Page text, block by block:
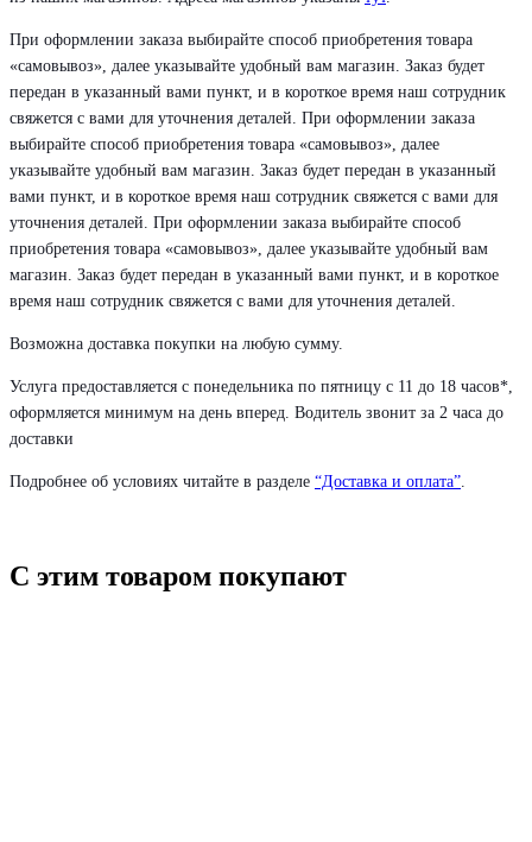
При оформлении заказа выбирайте способ приобретения товара
«самовывоз», далее указывайте удобный вам магазин. Заказ будет
передан в указанный вами пункт, и в короткое время наш сотрудник
свяжется с вами для уточнения деталей. При оформлении заказа
выбирайте способ приобретения товара «самовывоз», далее
указывайте удобный вам магазин. Заказ будет передан в указанный
вами пункт, и в короткое время наш сотрудник свяжется с вами для
уточнения деталей. При оформлении заказа выбирайте способ
приобретения товара «самовывоз», далее указывайте удобный вам
магазин. Заказ будет передан в указанный вами пункт, и в короткое
время наш сотрудник свяжется с вами для уточнения деталей.
Возможна доставка покупки на любую сумму.
Услуга предоставляется с понедельника по пятницу с 11 до 18 часов*,
оформляется минимум на день вперед. Водитель звонит за 2 часа до
доставки
Подробнее об условиях читайте в разделе “Доставка и оплата”
С этим товаром покупают